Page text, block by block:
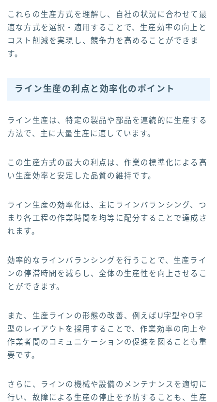
これらの生産方式を理解し、自社の状況に合わせて最
適な方式を選択・適用することで、生産効率の向上と
コスト削減を実現し、競争力を高めることができま
す。
ライン生産の利点と効率化のポイント
ライン生産は、特定の製品や部品を連続的に生産する
方法で、主に大量生産に適しています。
この生産方式の最大の利点は、作業の標準化による高
い生産効率と安定した品質の維持です。
ライン生産の効率化は、主にラインバランシング、つ
まり各工程の作業時間を均等に配分することで達成さ
れます。
効率的なラインバランシングを行うことで、生産ライ
ンの停滞時間を減らし、全体の生産性を向上させるこ
とができます。
また、生産ラインの形態の改善、例えばU字型やO字
型のレイアウトを採用することで、作業効率の向上や
作業者間のコミュニケーションの促進を図ることも重
要です。
さらに、ラインの機械や設備のメンテナンスを適切に
行い、故障による生産の停止を予防することも、生産